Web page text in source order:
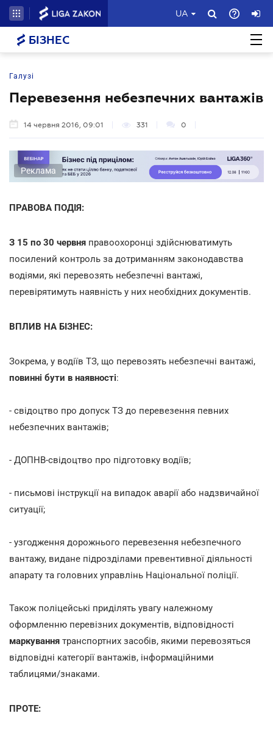
UA
БІЗНЕС
Галузі
Перевезення небезпечних вантажів
14 червня 2016, 09:01 331 0
Реклама
ПРАВОВА ПОДІЯ:
З 15 по 30 червня правоохоронці здійснюватимуть
посилений контроль за дотриманням законодавства
водіями, які перевозять небезпечні вантажі,
перевірятимуть наявність у них необхідних документів.
ВПЛИВ НА БІЗНЕС:
Зокрема, у водіїв ТЗ, що перевозять небезпечні вантажі,
повинні бути в наявності:
- свідоцтво про допуск ТЗ до перевезення певних
небезпечних вантажів;
- ДОПНВ-свідоцтво про підготовку водіїв;
- письмові інструкції на випадок аварії або надзвичайної
ситуації;
- узгодження дорожнього перевезення небезпечного
вантажу, видане підрозділами превентивної діяльності
апарату та головних управлінь Національної поліції.
Також поліцейські приділять увагу належному
оформленню перевізних документів, відповідності
маркування транспортних засобів, якими перевозяться
відповідні категорії вантажів, інформаційними
таблицями/знаками.
ПРОТЕ: